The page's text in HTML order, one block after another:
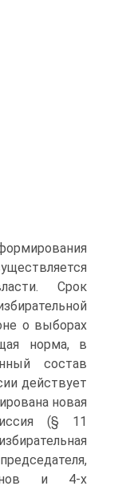
Срок
о выборах
норма, в
состав
действует
новая
(§ 11
и 4-х